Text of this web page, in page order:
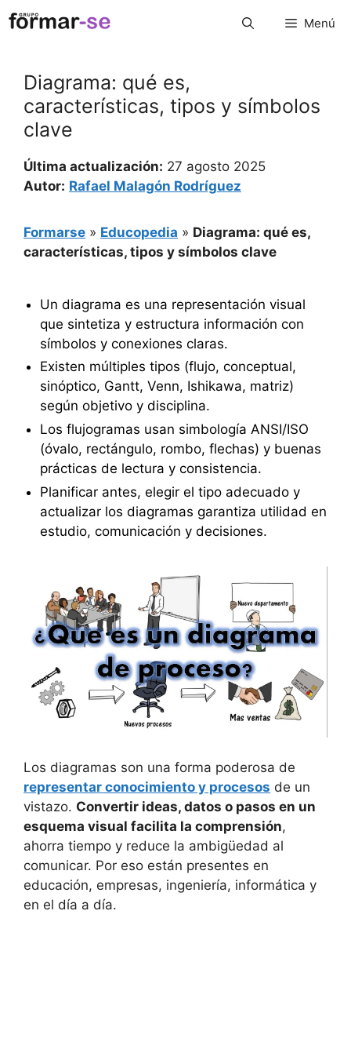
Saltar
al
Menú
Diagrama: qué es,
características, tipos y símbolos
clave
Última actualización: 27 agosto 2025
Autor: Rafael Malagón Rodríguez
Formarse » Educopedia » Diagrama: qué es,
características, tipos y símbolos clave
Un diagrama es una representación visual
que sintetiza y estructura información con
símbolos y conexiones claras.
Existen múltiples tipos (flujo, conceptual,
sinóptico, Gantt, Venn, Ishikawa, matriz)
según objetivo y disciplina.
Los flujogramas usan simbología ANSI/ISO
(óvalo, rectángulo, rombo, flechas) y buenas
prácticas de lectura y consistencia.
Planificar antes, elegir el tipo adecuado y
actualizar los diagramas garantiza utilidad en
estudio, comunicación y decisiones.
Los diagramas son una forma poderosa de
representar conocimiento y procesos de un
vistazo. Convertir ideas, datos o pasos en un
esquema visual facilita la comprensión,
ahorra tiempo y reduce la ambigüedad al
comunicar. Por eso están presentes en
educación, empresas, ingeniería, informática y
en el día a día.